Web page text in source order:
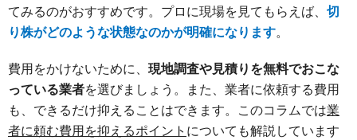
てみるのがおすすめです。プロに現場を見てもらえば、 切
り株がどのような状態なのかが明確になります。
費用をかけないために、 現地調査や見積りを無料でおこな
っている業者を選びましょう。また、業者に依頼する費用
も、できるだけ抑えることはできます。このコラムでは業
者に頼む費用を抑えるポイント についても解説しています